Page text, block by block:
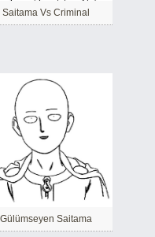
Saitama Vs Criminal
Gülümseyen Saitama